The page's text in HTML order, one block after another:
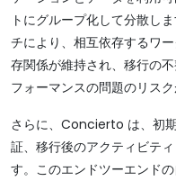
トにグループ化して分散し
チにより、相互依存するワ
存関係が維持され、移行の
フォーマンスの問題のリス
さらに、Concierto は、初
証、移行後のアクティビテ
す。このエンドツーエンド